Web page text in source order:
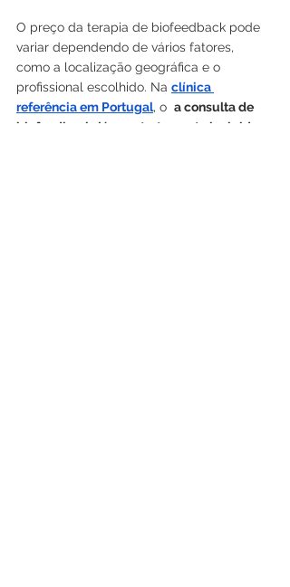
O preço da terapia de biofeedback pode
variar dependendo de vários fatores,
como a localização geográfica e o
profissional escolhido. Na clínica
referência em Portugal, o a consulta de
biofeedback, já com tratamento incluido,